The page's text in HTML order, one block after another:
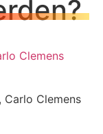
Clemens
Carlo Clemens